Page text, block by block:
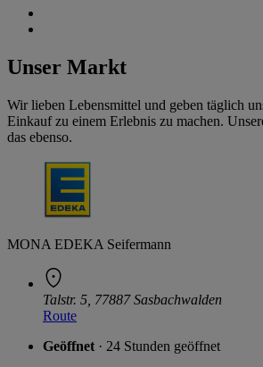
Unser Markt
Wir lieben Lebensmittel und geben täglich
Einkauf zu einem Erlebnis zu machen.
das ebenso.
MONA EDEKA Seifermann
Talstr. 5, 77887 Sasbachwalden
Route
Geöffnet · 24 Stunden geöffnet